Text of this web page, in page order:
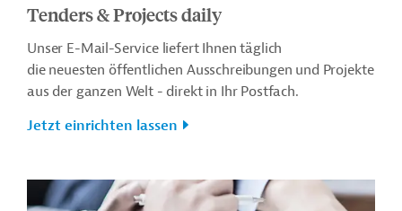
Tenders & Projects daily
Unser E-Mail-Service liefert Ihnen täglich
die neuesten öffentlichen Ausschreibungen und Projekte
aus der ganzen Welt - direkt in Ihr Postfach.
Jetzt einrichten lassen